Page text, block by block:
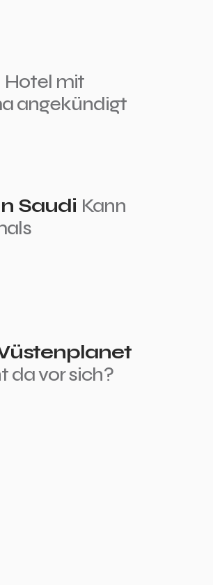
Hotel mit
angekündigt
Saudi Kann
da vor sich?